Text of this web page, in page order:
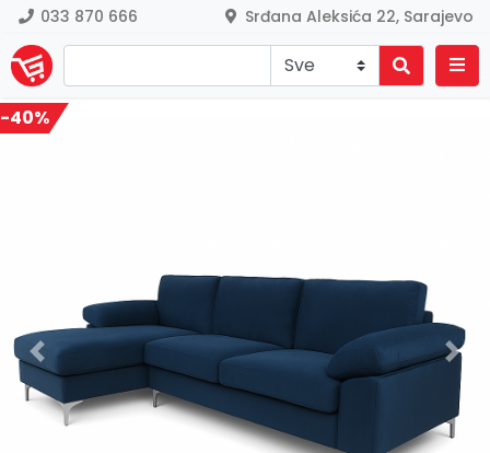
033 870 666 Srđana Aleksića 22, Sarajevo
-40%
Previous Next